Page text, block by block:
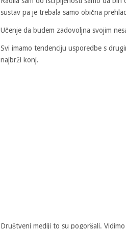
sustav pa je trebala samo obična
Učenje da budem zadovoljna svojim
Svi imamo tendenciju usporedbe s
najbrži konj.
Društveni mediji to su pogoršali.